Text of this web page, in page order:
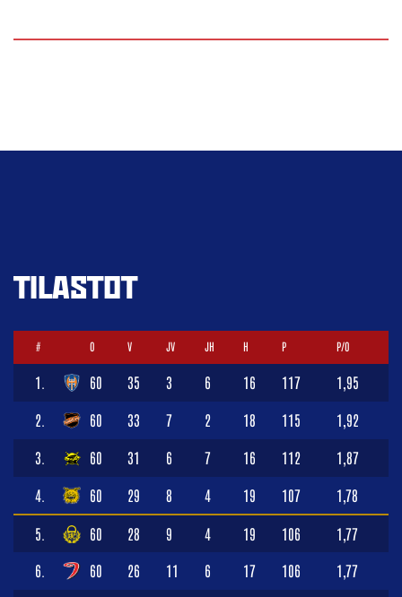
TILASTOT
# O V JV JH H P P/O
1. 60 35 3 6 16 117 1,95
2. 60 33 7 2 18 115 1,92
3. 60 31 6 7 16 112 1,87
4. 60 29 8 4 19 107 1,78
5. 60 28 9 4 19 106 1,77
6. 60 26 11 6 17 106 1,77